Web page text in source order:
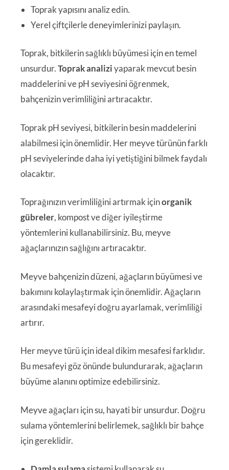
Toprak yapısını analiz edin.
Yerel çiftçilerle deneyimlerinizi paylaşın.
Toprak, bitkilerin sağlıklı büyümesi için en temel
unsurdur.Toprak analiziyaparak mevcut besin
maddelerini ve pH seviyesini öğrenmek,
bahçenizin verimliliğini artıracaktır.
Toprak pH seviyesi, bitkilerin besin maddelerini
alabilmesi için önemlidir. Her meyve türünün farklı
pH seviyelerinde daha iyi yetiştiğini bilmek faydalı
olacaktır.
Toprağınızın verimliliğini artırmak içinorganik
gübreler, kompost ve diğer iyileştirme
yöntemlerini kullanabilirsiniz. Bu, meyve
ağaçlarınızın sağlığını artıracaktır.
Meyve bahçenizin düzeni, ağaçların büyümesi ve
bakımını kolaylaştırmak için önemlidir. Ağaçların
arasındaki mesafeyi doğru ayarlamak, verimliliği
artırır.
Her meyve türü için ideal dikim mesafesi farklıdır.
Bu mesafeyi göz önünde bulundurarak, ağaçların
büyüme alanını optimize edebilirsiniz.
Meyve ağaçları için su, hayati bir unsurdur. Doğru
sulama yöntemlerini belirlemek, sağlıklı bir bahçe
için gereklidir.